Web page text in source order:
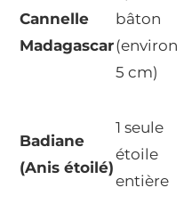
Cannelle
Madagascar
bâton
(environ
5 cm)
Badiane
(Anis étoilé)
1 seule
étoile
entière